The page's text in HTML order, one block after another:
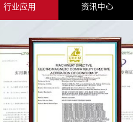
行业应用 资讯中心